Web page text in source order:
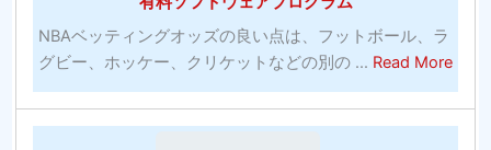
サ
イ
ト-
何
NBAベッティングオッズの良い点は、フットボール、ラ
グビー、ホッケー、クリケットなどの別の ... Read More